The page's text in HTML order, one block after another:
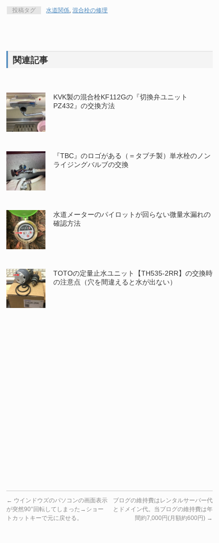
投稿タグ 水道関係,混合栓の修理
関連記事
KVK製の混合栓KF112Gの『切換弁ユニット
PZ432』の交換方法
『TBC』のロゴがある（＝タブチ製）単水栓のノン
ライジングバルブの交換
水道メーターのパイロットが回らない微量水漏れの
確認方法
TOTOの定量止水ユニット【TH535-2RR】の交換時
の注意点（穴を間違えると水が出ない）
← ウインドウズのパソコンの画面表示
が突然90°回転してしまった→ショー
トカットキーで元に戻せる。
ブログの維持費はレンタルサーバー代
とドメイン代。当ブログの維持費は年
間約7,000円(月額約600円) →